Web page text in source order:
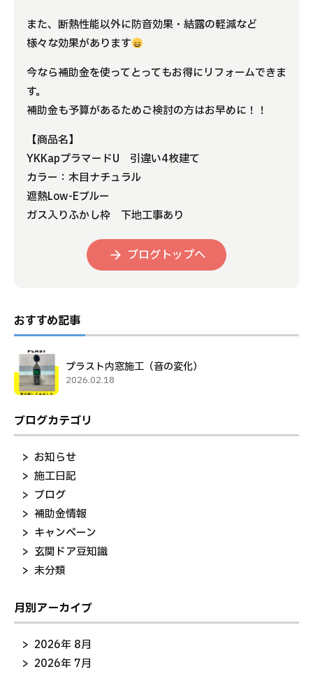
また、断熱性能以外に防音効果・結露の軽減など
様々な効果があります
今なら補助金を使ってとってもお得にリフォームできま
す。
補助金も予算があるためご検討の方はお早めに！！
【商品名】
YKKapプラマードU 引違い4枚建て
カラー：木目ナチュラル
遮熱Low-Eブルー
ガス入りふかし枠 下地工事あり
ブログトップへ
おすすめ記事
プラスト内窓施工（音の変化）
2026.02.18
ブログカテゴリ
お知らせ
施工日記
ブログ
補助金情報
キャンペーン
玄関ドア豆知識
未分類
月別アーカイブ
2026年 8月
2026年 7月